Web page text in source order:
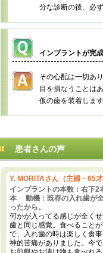
分な診断の後、必
インプラントが完
その心配は一切あ
目を損なうことは
仮の歯を装着します
患者さんの声
Y. MORITAさん（主婦・65才
インプラントの本数：右下2
本 動機：既存の入れ歯が
ったから。
何かが入ってる感じが全く
歯と同じ感覚。食べること
で、入れ歯の時は楽しく食
神的苦痛がありました。今